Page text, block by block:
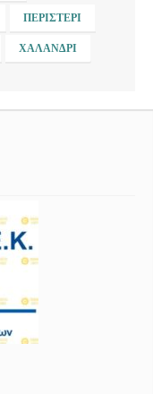
ΠΕΡΙΣΤΈΡΙ
ΧΑΛΆΝΔΡΙ